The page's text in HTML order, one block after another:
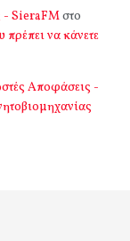
- SieraFMστο
να κάνετε
Αποφάσεις -